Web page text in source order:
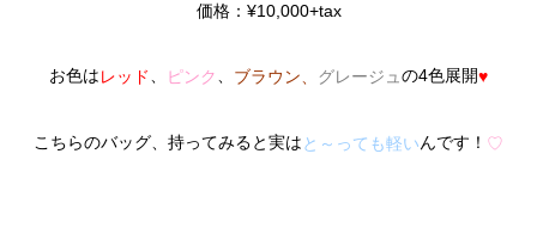
価格：¥10,000+tax
お色はレッド、 ピンク、 ブラウン、 グレージュの4色展開♥
こちらのバッグ、持ってみると実はと～っても軽いんです！ ♡